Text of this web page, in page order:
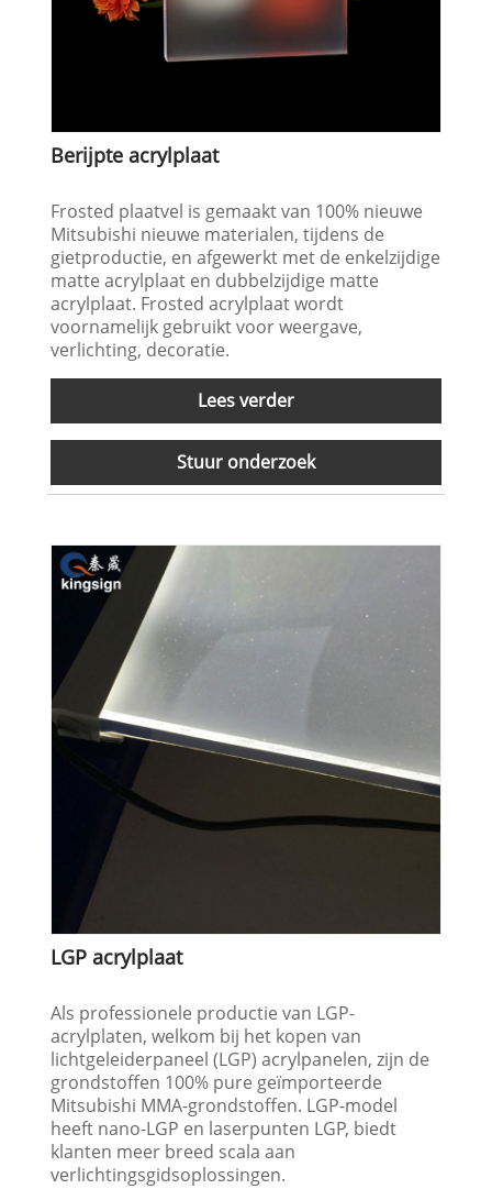
Berijpte acrylplaat
Frosted plaatvel is gemaakt van 100% nieuwe
Mitsubishi nieuwe materialen, tijdens de
gietproductie, en afgewerkt met de enkelzijdige
matte acrylplaat en dubbelzijdige matte
acrylplaat. Frosted acrylplaat wordt
voornamelijk gebruikt voor weergave,
verlichting, decoratie.
Lees verder
Stuur onderzoek
LGP acrylplaat
Als professionele productie van LGP-
acrylplaten, welkom bij het kopen van
lichtgeleiderpaneel (LGP) acrylpanelen, zijn de
grondstoffen 100% pure geïmporteerde
Mitsubishi MMA-grondstoffen. LGP-model
heeft nano-LGP en laserpunten LGP, biedt
klanten meer breed scala aan
verlichtingsgidsoplossingen.